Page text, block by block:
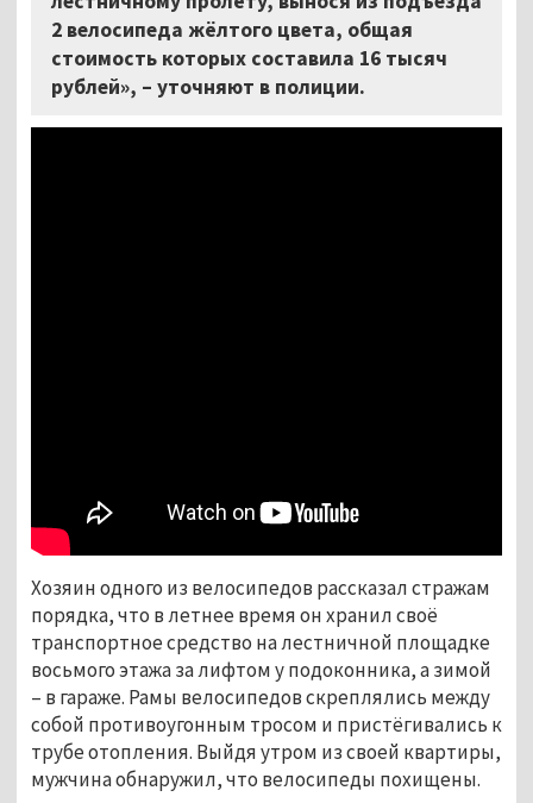
2 велосипеда жёлтого цвета, общая
стоимость которых составила 16 тысяч
рублей», – уточняют в полиции.
Хозяин одного из велосипедов рассказал стражам
порядка, что в летнее время он хранил своё
транспортное средство на лестничной площадке
восьмого этажа за лифтом у подоконника, а зимой
– в гараже. Рамы велосипедов скреплялись между
собой противоугонным тросом и пристёгивались к
трубе отопления. Выйдя утром из своей квартиры,
мужчина обнаружил, что велосипеды похищены.